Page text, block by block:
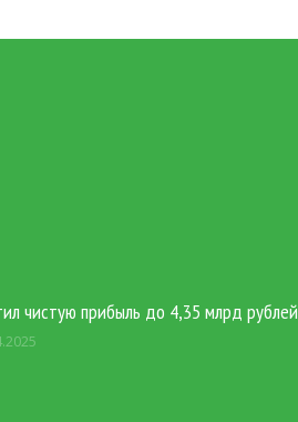
чистую прибыль до 4,35 млрд рублей